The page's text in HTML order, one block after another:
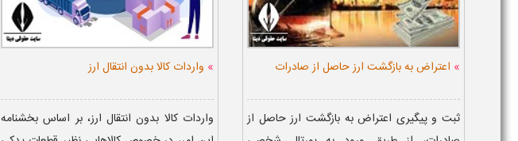
» اعتراض به بازگشت ارز حاصل از صادرات
ثبت و پیگیری اعتراض به بازگشت ارز حاصل از
» واردات کالا بدون انتقال ارز
واردات کالا بدون انتقال ارز، بر اساس بخشنامه